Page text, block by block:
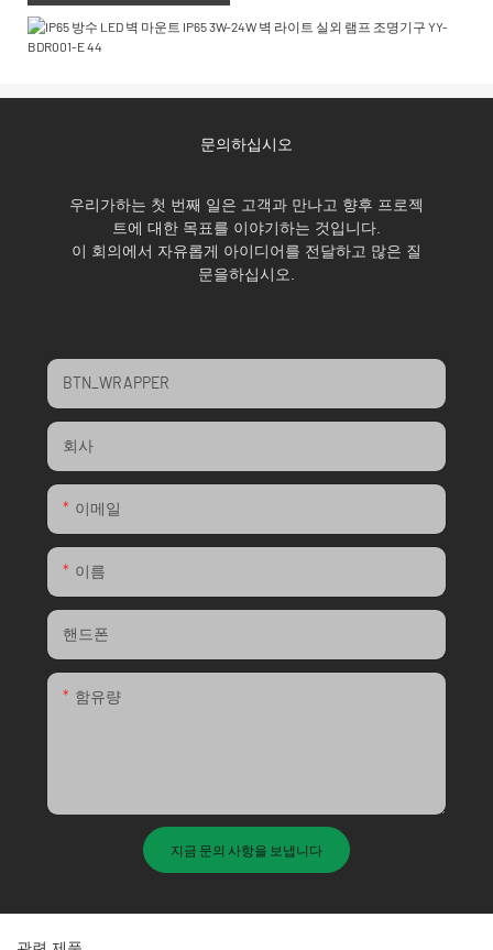
문의하십시오
우리가하는 첫 번째 일은 고객과 만나고 향후 프로젝
트에 대한 목표를 이야기하는 것입니다.
이 회의에서 자유롭게 아이디어를 전달하고 많은 질
문을하십시오.
BTN_WRAPPER
회사
이메일
이름
핸드폰
함유량
지금 문의 사항을 보냅니다